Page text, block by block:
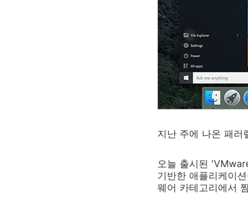
지난 주에 나온 패러
오늘 출시된
기반한 애플리케이
웨어 카테고리에서